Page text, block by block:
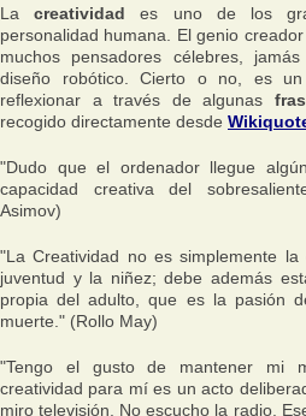
Lacreatividad es uno de los
personalidad humana. El genio
muchos pensadores célebres,
diseño robótico. Cierto o no, es
reflexionar a través de algunas
recogido directamente desde
"Dudo que el ordenador llegue
capacidad creativa del
Asimov)
"La Creatividad no es simplemente
juventud y la niñez; debe además
propia del adulto, que es la pasión
muerte." (Rollo May)
"Tengo el gusto de mantener mi
creatividad para mí es un acto
miro televisión. No escucho la radio.